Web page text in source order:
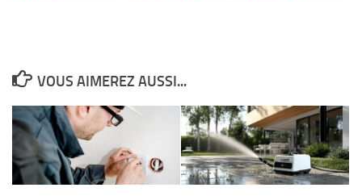
VOUS AIMEREZ AUSSI...